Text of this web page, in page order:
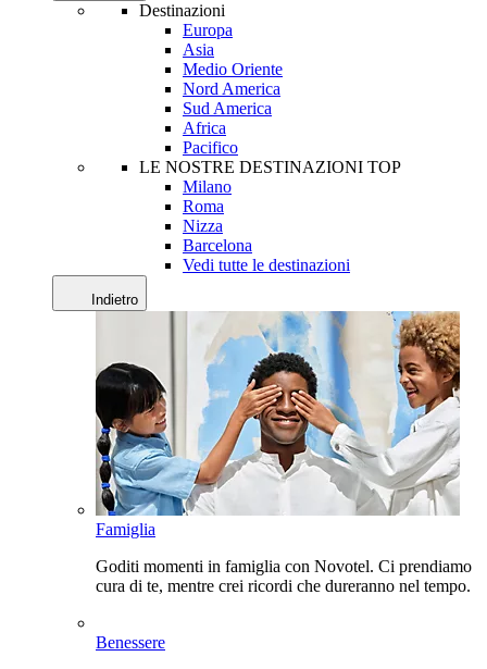
Destinazioni
Europa
Asia
Medio Oriente
Nord America
Sud America
Africa
Pacifico
LE NOSTRE DESTINAZIONI TOP
Milano
Roma
Nizza
Barcelona
Vedi tutte le destinazioni
Indietro
Famiglia
Goditi momenti in famiglia con Novotel. Ci prendiamo
cura di te, mentre crei ricordi che dureranno nel tempo.
Benessere